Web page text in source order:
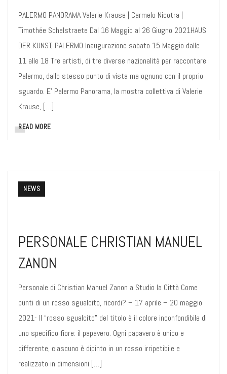
PALERMO PANORAMA Valerie Krause | Carmelo Nicotra |
Timothée Schelstraete Dal 16 Maggio al 26 Giugno 2021HAUS
DER KUNST, PALERMO Inaugurazione sabato 15 Maggio dalle
11 alle 18 Tre artisti, di tre diverse nazionalità per raccontare
Palermo, dallo stesso punto di vista ma ognuno con il proprio
sguardo. E’ Palermo Panorama, la mostra collettiva di Valerie
Krause, […]
READ MORE
NEWS
PERSONALE CHRISTIAN MANUEL
ZANON
Personale di Christian Manuel Zanon a Studio la Città Come
punti di un rosso sgualcito, ricordi? – 17 aprile – 20 maggio
2021- Il “rosso sgualcito” del titolo è il colore inconfondibile di
uno specifico fiore: il papavero. Ogni papavero è unico e
differente, ciascuno è dipinto in un rosso irripetibile e
realizzato in dimensioni […]